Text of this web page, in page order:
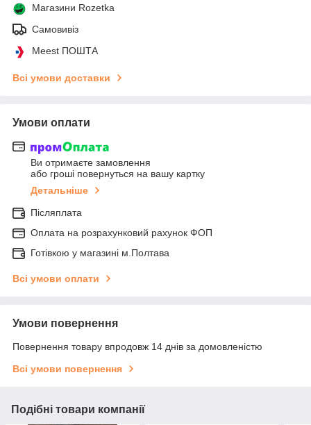
Магазини Rozetka
Самовивіз
Meest ПОШТА
Всі умови доставки
Умови оплати
Ви отримаєте замовлення
або гроші повернуться на вашу картку
Детальніше
Післяплата
Оплата на розрахунковий рахунок ФОП
Готівкою у магазині м.Полтава
Всі умови оплати
Умови повернення
Повернення товару впродовж 14 днів за домовленістю
Всі умови повернення
Подібні товари компанії